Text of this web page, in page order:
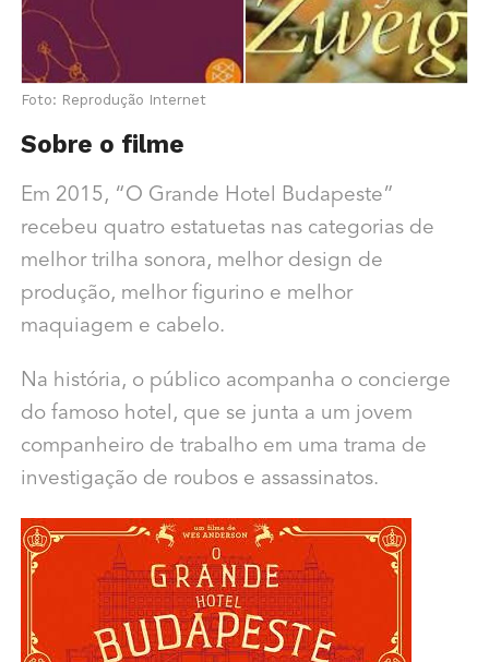
Foto: Reprodução Internet
Sobre o filme
Em 2015, “O Grande Hotel Budapeste”
recebeu quatro estatuetas nas categorias de
melhor trilha sonora, melhor design de
produção, melhor figurino e melhor
maquiagem e cabelo.
Na história, o público acompanha o concierge
do famoso hotel, que se junta a um jovem
companheiro de trabalho em uma trama de
investigação de roubos e assassinatos.